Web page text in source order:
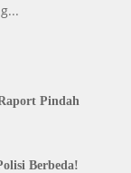
Pindah
Berbeda!